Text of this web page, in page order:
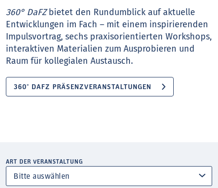
360° DaFZbietet den Rundumblick auf aktuelle
Entwicklungen im Fach – mit einem inspirierenden
Impulsvortrag, sechs praxisorientierten Workshops,
interaktiven Materialien zum Ausprobieren und
Raum für kollegialen Austausch.
360° DAFZ PRÄSENZVERANSTALTUNGEN
ART DER VERANSTALTUNG